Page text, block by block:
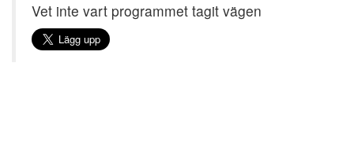
Vet inte vart programmet tagit vägen